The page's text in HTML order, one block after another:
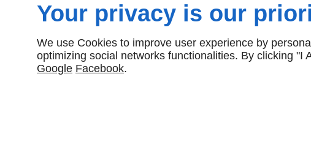
Your privacy is our
We use Cookies to improve user experience by
optimizing social networks functionalities. By clicking
Google Facebook.